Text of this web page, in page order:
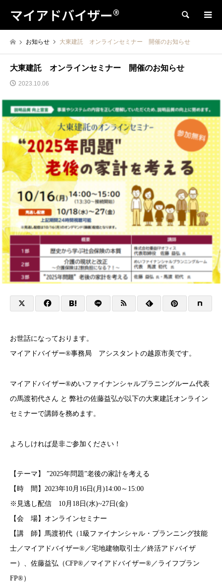
マイアドバイザー® 検索
お知らせ 大東建託 オンラインセミナー 開催のお知らせ
大東建託 オンラインセミナー 開催のお知らせ
2023.10.06
お世話になっております。
マイアドバイザー®事務局 アシスタントの越原市美です。
マイアドバイザー®めいファイナンシャルプラニングルーム代表
の馬渡初代さん と 弊社の佐藤益弘が以下の大東建託オンライン
セミナーで講師を務めます。
よろしければ是非ご参加ください！
【テーマ】 ”2025年問題”老後の家計を考える
【時 間】2023年10月16日(月)14:00～15:00
※見逃し配信 10月18日(水)~27日(金)
【会 場】オンラインセミナー
【講 師】馬渡初代（1級ファイナンシャル・プランニング技能
士／マイアドバイザー®／宅地建物取引士／終活アドバイザ
ー）、佐藤益弘（CFP®／マイアドバイザー®／ライフプラン
FP®）